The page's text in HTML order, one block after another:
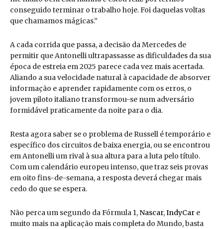
conseguido terminar o trabalho hoje. Foi daquelas voltas
que chamamos mágicas.”
A cada corrida que passa, a decisão da Mercedes de
permitir que Antonelli ultrapassasse as dificuldades da sua
época de estreia em 2025 parece cada vez mais acertada.
Aliando a sua velocidade natural à capacidade de absorver
informação e aprender rapidamente com os erros, o
jovem piloto italiano transformou-se num adversário
formidável praticamente da noite para o dia.
Resta agora saber se o problema de Russell é temporário e
específico dos circuitos de baixa energia, ou se encontrou
em Antonelli um rival à sua altura para a luta pelo título.
Com um calendário europeu intenso, que traz seis provas
em oito fins-de-semana, a resposta deverá chegar mais
cedo do que se espera.
Não perca um segundo da Fórmula 1, Nascar,IndyCar e
muito mais na aplicação mais completa do Mundo, basta